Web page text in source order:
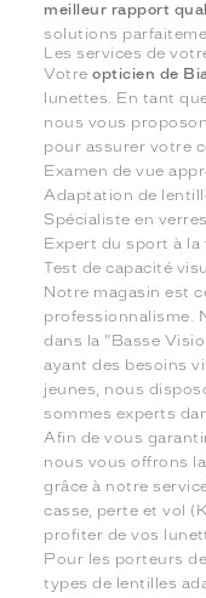
meilleur rapport
solutions
Les services de
Votreopticien de
lunettes. En tant
nous vous
pour assurer votre
Examen de vue
Adaptation de
Spécialiste en
Expert du sport à la
Test de capacité
Notre magasin est
professionnalisme.
dans la "Basse
ayant des besoins
jeunes, nous
sommes experts
Afin de vous
nous vous offrons
grâce à notre
casse, perte et vol
profiter de vos
Pour les porteurs
types de lentilles